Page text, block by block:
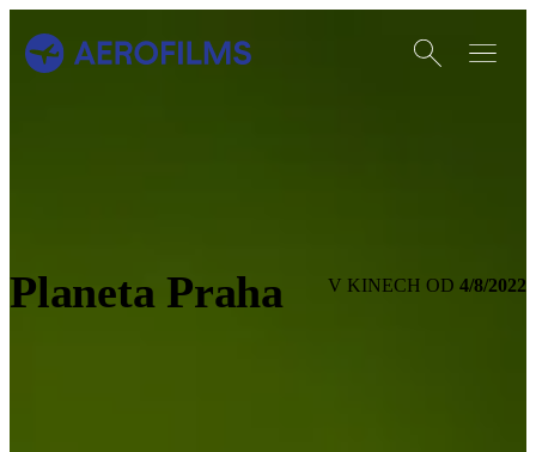
Přejít na úvodní stránku
Otevřít
Planeta Praha V KINECH OD 4/8/2022